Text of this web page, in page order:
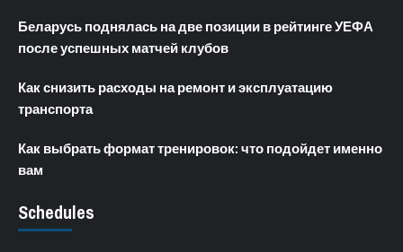
Беларусь поднялась на две позиции в рейтинге УЕФА
после успешных матчей клубов
Как снизить расходы на ремонт и эксплуатацию
транспорта
Как выбрать формат тренировок: что подойдет именно
вам
Schedules